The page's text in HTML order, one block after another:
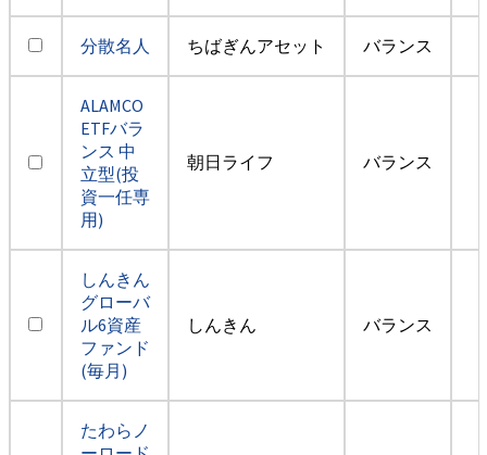
分散名人 ちばぎんアセット バランス
ALAMCO
ETFバラ
ンス 中
立型(投
資一任専
用)
朝日ライフ バランス
しんきん
グローバ
ル6資産
ファンド
(毎月)
しんきん バランス
たわらノ